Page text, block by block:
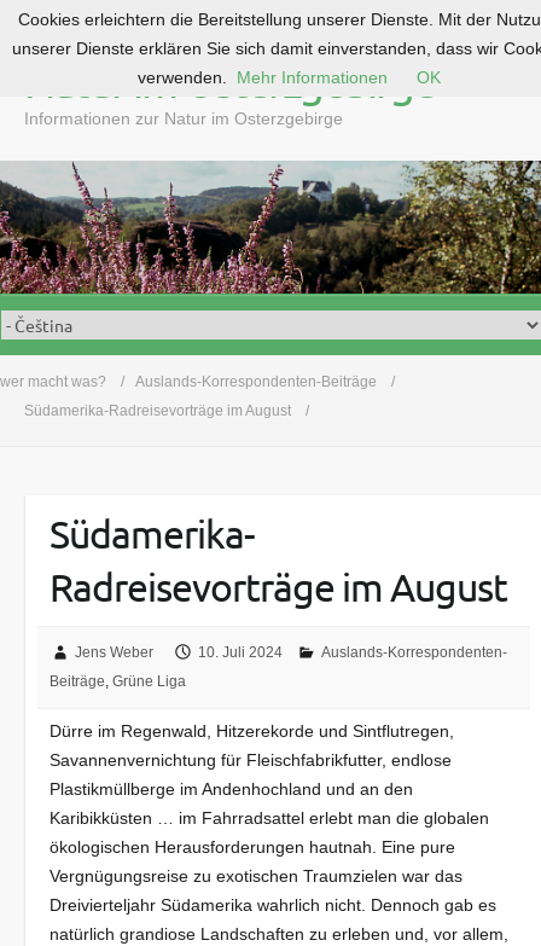
o
c
o
n
t
e
n
Natur im Osterzgebirge
Informationen zur Natur im Osterzgebirge
wer macht was?
Auslands-Korrespondenten-Beiträge
Südamerika-Radreisevorträge im August
Südamerika-
Radreisevorträge im August
Jens Weber 10. Juli 2024
Auslands-Korrespondenten-
Beiträge,Grüne Liga
Dürre im Regenwald, Hitzerekorde und Sintflutregen,
Savannenvernichtung für Fleischfabrikfutter, endlose
Plastikmüllberge im Andenhochland und an den
Karibikküsten … im Fahrradsattel erlebt man die globalen
ökologischen Herausforderungen hautnah. Eine pure
Vergnügungsreise zu exotischen Traumzielen war das
Dreivierteljahr Südamerika wahrlich nicht. Dennoch gab es
natürlich grandiose Landschaften zu erleben und, vor allem,
Cookies erleichtern die Bereitstellung unserer Dienste. Mit der
unserer Dienste erklären Sie sich damit einverstanden, dass wir
verwenden.
Mehr Informationen OK